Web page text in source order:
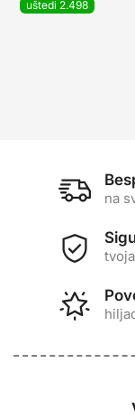
uštedi 2.498
na